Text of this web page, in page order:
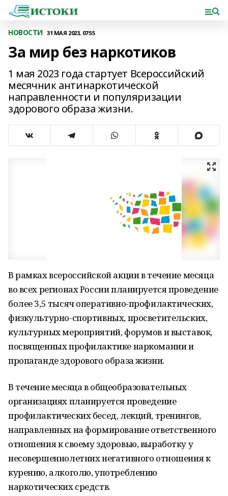
НОВОСТИ 31 МАЯ 2023, 07:55
За мир без наркотиков
1 мая 2023 года стартует Всероссийский
месячник антинаркотической
направленности и популяризации
здорового образа жизни.
В рамках всероссийской акции в течение месяца
во всех регионах России планируется проведение
более 3,5 тысяч оперативно-профилактических,
физкультурно-спортивных, просветительских,
культурных мероприятий, форумов и выставок,
посвященных профилактике наркомании и
пропаганде здорового образа жизни.
В течение месяца в общеобразовательных
организациях планируется проведение
профилактических бесед, лекций, тренингов,
направленных на формирование ответственного
отношения к своему здоровью, выработку у
несовершеннолетних негативного отношения к
курению, алкоголю, употреблению
наркотических средств.